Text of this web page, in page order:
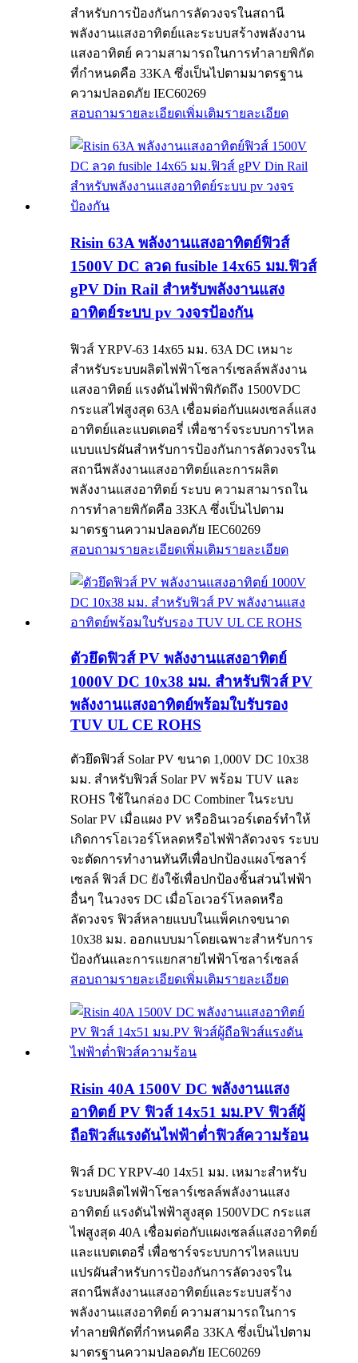
สำหรับการป้องกันการลัดวงจรในสถานี
พลังงานแสงอาทิตย์และระบบสร้างพลังงาน
แสงอาทิตย์ ความสามารถในการทำลายพิกัด
ที่กำหนดคือ 33KA ซึ่งเป็นไปตามมาตรฐาน
ความปลอดภัย IEC60269
สอบถามรายละเอียดเพิ่มเติมรายละเอียด
Risin 63A พลังงานแสงอาทิตย์ฟิวส์
1500V DC ลวด fusible 14x65 มม.ฟิวส์
gPV Din Rail สำหรับพลังงานแสง
อาทิตย์ระบบ pv วงจรป้องกัน
ฟิวส์ YRPV-63 14x65 มม. 63A DC เหมาะ
สำหรับระบบผลิตไฟฟ้าโซลาร์เซลล์พลังงาน
แสงอาทิตย์ แรงดันไฟฟ้าพิกัดถึง 1500VDC
กระแสไฟสูงสุด 63A เชื่อมต่อกับแผงเซลล์แสง
อาทิตย์และแบตเตอรี่ เพื่อชาร์จระบบการไหล
แบบแปรผันสำหรับการป้องกันการลัดวงจรใน
สถานีพลังงานแสงอาทิตย์และการผลิต
พลังงานแสงอาทิตย์ ระบบ ความสามารถใน
การทำลายพิกัดคือ 33KA ซึ่งเป็นไปตาม
มาตรฐานความปลอดภัย IEC60269
สอบถามรายละเอียดเพิ่มเติมรายละเอียด
ตัวยึดฟิวส์ PV พลังงานแสงอาทิตย์
1000V DC 10x38 มม. สำหรับฟิวส์ PV
พลังงานแสงอาทิตย์พร้อมใบรับรอง
TUV UL CE ROHS
ตัวยึดฟิวส์ Solar PV ขนาด 1,000V DC 10x38
มม. สำหรับฟิวส์ Solar PV พร้อม TUV และ
ROHS ใช้ในกล่อง DC Combiner ในระบบ
Solar PV เมื่อแผง PV หรืออินเวอร์เตอร์ทำให้
เกิดการโอเวอร์โหลดหรือไฟฟ้าลัดวงจร ระบบ
จะตัดการทำงานทันทีเพื่อปกป้องแผงโซลาร์
เซลล์ ฟิวส์ DC ยังใช้เพื่อปกป้องชิ้นส่วนไฟฟ้า
อื่นๆ ในวงจร DC เมื่อโอเวอร์โหลดหรือ
ลัดวงจร ฟิวส์หลายแบบในแพ็คเกจขนาด
10x38 มม. ออกแบบมาโดยเฉพาะสำหรับการ
ป้องกันและการแยกสายไฟฟ้าโซลาร์เซลล์
สอบถามรายละเอียดเพิ่มเติมรายละเอียด
Risin 40A 1500V DC พลังงานแสง
อาทิตย์ PV ฟิวส์ 14x51 มม.PV ฟิวส์ผู้
ถือฟิวส์แรงดันไฟฟ้าต่ำฟิวส์ความร้อน
ฟิวส์ DC YRPV-40 14x51 มม. เหมาะสำหรับ
ระบบผลิตไฟฟ้าโซลาร์เซลล์พลังงานแสง
อาทิตย์ แรงดันไฟฟ้าสูงสุด 1500VDC กระแส
ไฟสูงสุด 40A เชื่อมต่อกับแผงเซลล์แสงอาทิตย์
และแบตเตอรี่ เพื่อชาร์จระบบการไหลแบบ
แปรผันสำหรับการป้องกันการลัดวงจรใน
สถานีพลังงานแสงอาทิตย์และระบบสร้าง
พลังงานแสงอาทิตย์ ความสามารถในการ
ทำลายพิกัดที่กำหนดคือ 33KA ซึ่งเป็นไปตาม
มาตรฐานความปลอดภัย IEC60269